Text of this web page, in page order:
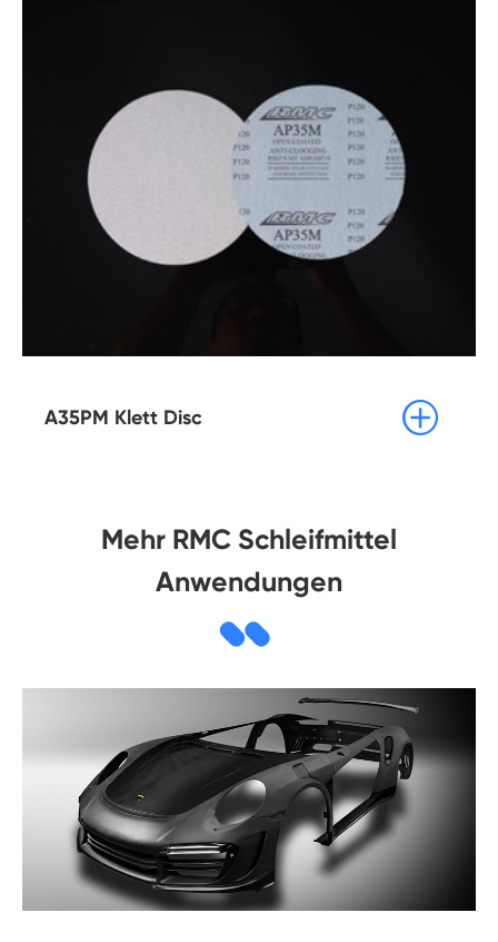
A35PM Klett Disc 
Mehr RMC Schleifmittel
Anwendungen